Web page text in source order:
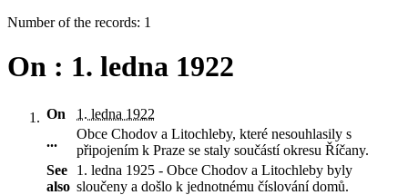
Number of the records: 1
On : 1. ledna 1922
On
1. ledna 1922
...
Obce Chodov a Litochleby, které nesouhlasily s
připojením k Praze se staly součástí okresu Říčany.
See
also
1. ledna 1925 - Obce Chodov a Litochleby byly
sloučeny a došlo k jednotnému číslování domů.